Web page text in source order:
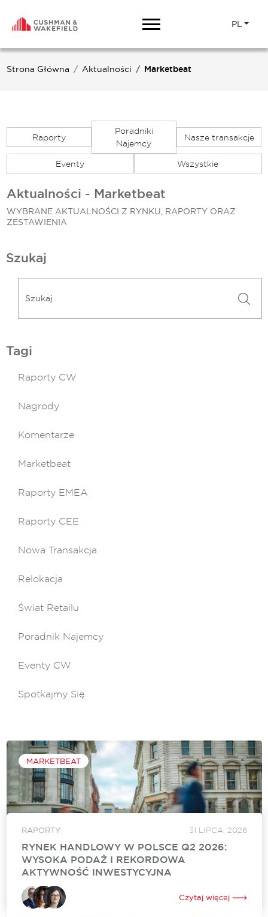
PL
Strona Główna Aktualności Marketbeat
Raporty
Poradniki
Najemcy
Nasze transakcje
Eventy Wszystkie
Aktualności - Marketbeat
WYBRANE AKTUALNOŚCI Z RYNKU, RAPORTY ORAZ
ZESTAWIENIA
MARKETBEAT
RAPORTY 31 LIPCA, 2026
RYNEK HANDLOWY W POLSCE Q2 2026:
WYSOKA PODAŻ I REKORDOWA
AKTYWNOŚĆ INWESTYCYJNA
Międzynarodowa firma doradcza Cushman & Wakefield
podsumowała sytuację na rynku handlowym w Polsce na
koniec II kwartału 2026 roku. Kwartał przyniósł rekordowy
Czytaj więcej
Szukaj
Tagi
Raporty CW
Nagrody
Komentarze
Marketbeat
Raporty EMEA
Raporty CEE
Nowa Transakcja
Relokacja
Świat Retailu
Poradnik Najemcy
Eventy CW
Spotkajmy Się